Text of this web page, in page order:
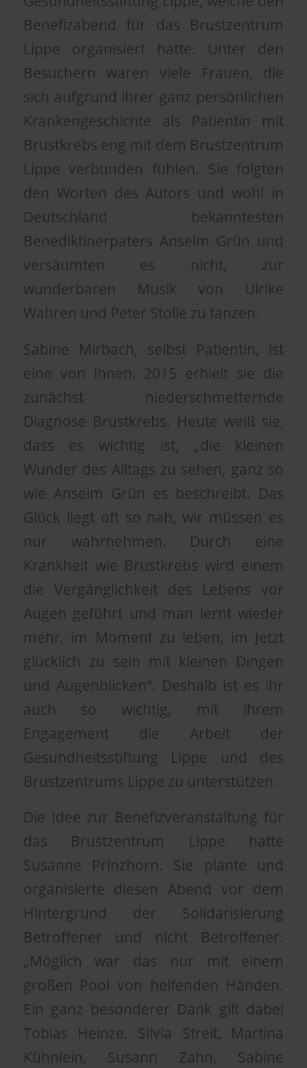
Benefizabend für das Brustzentrum
Lippe organisiert hatte. Unter den
Besuchern waren viele Frauen, die
sich aufgrund ihrer ganz persönlichen
Krankengeschichte als Patientin mit
Brustkrebs eng mit dem Brustzentrum
Lippe verbunden fühlen. Sie folgten
den Worten des Autors und wohl in
Deutschland bekanntesten
Benediktinerpaters Anselm Grün und
versäumten es nicht, zur
wunderbaren Musik von Ulrike
Wahren und Peter Stolle zu tanzen.
Sabine Mirbach, selbst Patientin, ist
eine von ihnen. 2015 erhielt sie die
zunächst niederschmetternde
Diagnose Brustkrebs. Heute weiß sie,
dass es wichtig ist, „die kleinen
Wunder des Alltags zu sehen, ganz so
wie Anselm Grün es beschreibt. Das
Glück liegt oft so nah, wir müssen es
nur wahrnehmen. Durch eine
Krankheit wie Brustkrebs wird einem
die Vergänglichkeit des Lebens vor
Augen geführt und man lernt wieder
mehr, im Moment zu leben, im Jetzt
glücklich zu sein mit kleinen Dingen
und Augenblicken“. Deshalb ist es ihr
auch so wichtig, mit ihrem
Engagement die Arbeit der
Gesundheitsstiftung Lippe und des
Brustzentrums Lippe zu unterstützen.
Die Idee zur Benefizveranstaltung für
das Brustzentrum Lippe hatte
Susanne Prinzhorn. Sie plante und
organisierte diesen Abend vor dem
Hintergrund der Solidarisierung
Betroffener und nicht Betroffener.
„Möglich war das nur mit einem
großen Pool von helfenden Händen.
Ein ganz besonderer Dank gilt dabei
Tobias Heinze, Silvia Streit, Martina
Kühnlein, Susann Zahn, Sabine